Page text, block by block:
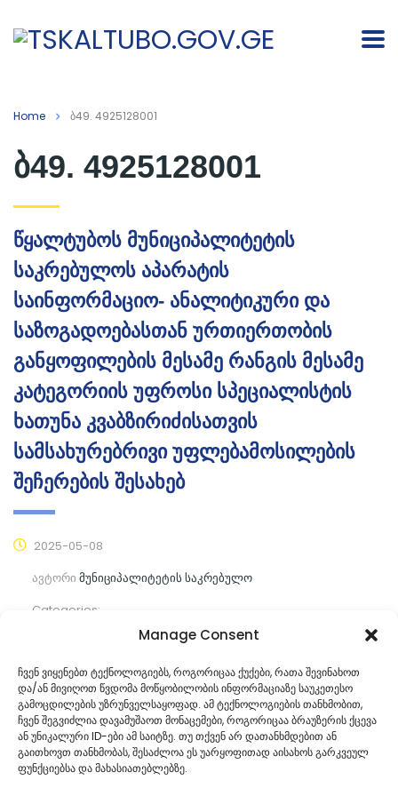
Manage Consent
ჩვენ ვიყენებთ ტექნოლოგიებს, როგორიცაა ქუქები, რათა შევინახოთ
და/ან მივიღოთ წვდომა მოწყობილობის ინფორმაციაზე საუკეთესო
გამოცდილების უზრუნველსაყოფად. ამ ტექნოლოგიების თანხმობით,
ჩვენ შეგვიძლია დავამუშაოთ მონაცემები, როგორიცაა ბრაუზერის ქცევა
ან უნიკალური ID-ები ამ საიტზე. თუ თქვენ არ დათანხმდებით ან
გაითხოვთ თანხმობას, შესაძლოა ეს უარყოფითად აისახოს გარკვეულ
ფუნქციებსა და მახასიათებლებზე.
Home ბ49. 4925128001
ბ49. 4925128001
წყალტუბოს მუნიციპალიტეტის
საკრებულოს აპარატის
საინფორმაციო- ანალიტიკური და
საზოგადოებასთან ურთიერთობის
განყოფილების მესამე რანგის მესამე
კატეგორიის უფროსი სპეციალისტის
ხათუნა კვაბზირიძისათვის
სამსახურებრივი უფლებამოსილების
შეჩერების შესახებ
2025-05-08
ავტორი მუნიციპალიტეტის საკრებულო
Categories:
კომენტარები ჯერ არ არის
ᲒᲐᲜᲐᲒᲠᲫᲔ ᲙᲘᲗᲮᲕᲐ